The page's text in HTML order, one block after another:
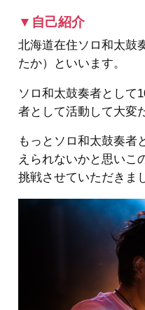
▼自己紹介
北海道在住ソロ和太鼓
たか）といいます。
ソロ和太鼓奏者として
者として活動して大変
もっとソロ和太鼓奏者
えられないかと思いこ
挑戦させていただきま